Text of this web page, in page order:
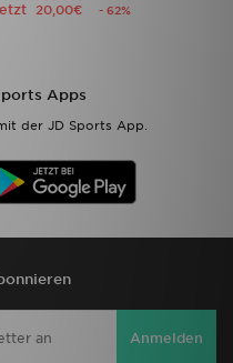
20,00€ - 62%
Apps
der JD Sports App.
Anmelden